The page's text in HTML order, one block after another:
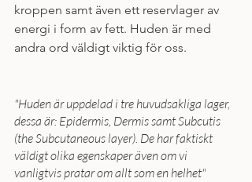
kroppen samt även ett reservlager av
energi i form av fett. Huden är med
andra ord väldigt viktig för oss.
"Huden är uppdelad i tre huvudsakliga lager,
dessa är: Epidermis, Dermis samt Subcutis
(the Subcutaneous layer). De har faktiskt
väldigt olika egenskaper även om vi
vanligtvis pratar om allt som en helhet"